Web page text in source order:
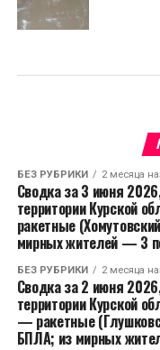
БЕЗ РУБРИКИ 2 месяца
Сводка за 3 июня
территории Курской
ракетные
мирных жителей — 3
БЕЗ РУБРИКИ 2 месяца
Сводка за 2 июня
территории Курской
— ракетные
БПЛА; из мирных